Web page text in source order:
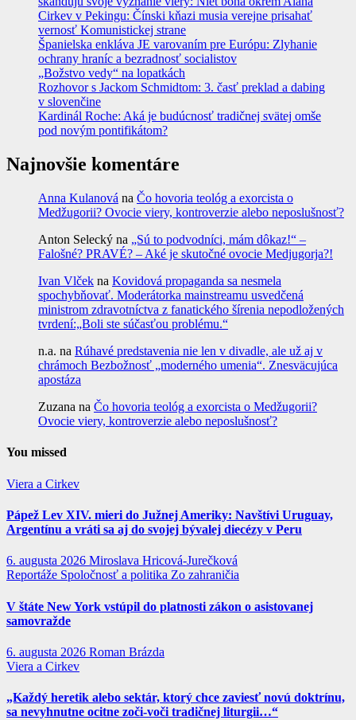
Cirkev v Pekingu: Čínski kňazi musia verejne prisahať
vernosť Komunistickej strane
Španielska enkláva JE varovaním pre Európu: Zlyhanie
ochrany hraníc a bezradnosť socialistov
„Božstvo vedy“ na lopatkách
Rozhovor s Jackom Schmidtom: 3. časť preklad a dabing
v slovenčine
Kardinál Roche: Aká je budúcnosť tradičnej svätej omše
pod novým pontifikátom?
Najnovšie komentáre
Anna Kulanová na Čo hovoria teológ a exorcista o
Medžugorii? Ovocie viery, kontroverzie alebo neposlušnosť?
Anton Selecký na „Sú to podvodníci, mám dôkaz!“ –
Falošné? PRAVÉ? – Aké je skutočné ovocie Medjugorja?!
Ivan Vlček na Kovidová propaganda sa nesmela
spochybňovať. Moderátorka mainstreamu usvedčená
ministrom zdravotníctva z fanatického šírenia nepodložených
tvrdení:„Boli ste súčasťou problému.“
n.a. na Rúhavé predstavenia nie len v divadle, ale už aj v
chrámoch Bezbožnosť „moderného umenia“. Znesväcujúca
apostáza
Zuzana na Čo hovoria teológ a exorcista o Medžugorii?
Ovocie viery, kontroverzie alebo neposlušnosť?
You missed
Viera a Cirkev
Pápež Lev XIV. mieri do Južnej Ameriky: Navštívi Uruguay,
Argentínu a vráti sa aj do svojej bývalej diecézy v Peru
6. augusta 2026 Miroslava Hricová-Jurečková
Reportáže Spoločnosť a politika Zo zahraničia
V štáte New York vstúpil do platnosti zákon o asistovanej
samovražde
6. augusta 2026 Roman Brázda
Viera a Cirkev
„Každý heretik alebo sektár, ktorý chce zaviesť novú doktrínu,
sa nevyhnutne ocitne zoči-voči tradičnej liturgii…“